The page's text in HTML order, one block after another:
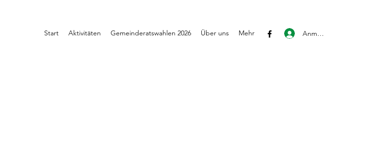
Start Aktivitäten Gemeinderatswahlen 2026 Über uns Mehr Anmelden